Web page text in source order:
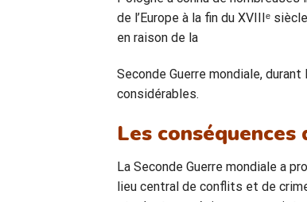
de l’Europe à la fin du XVIIIᵉ
en raison de la
Seconde Guerre mondiale,
considérables.
Les
La Seconde Guerre mondiale a
lieu central de conflits et de